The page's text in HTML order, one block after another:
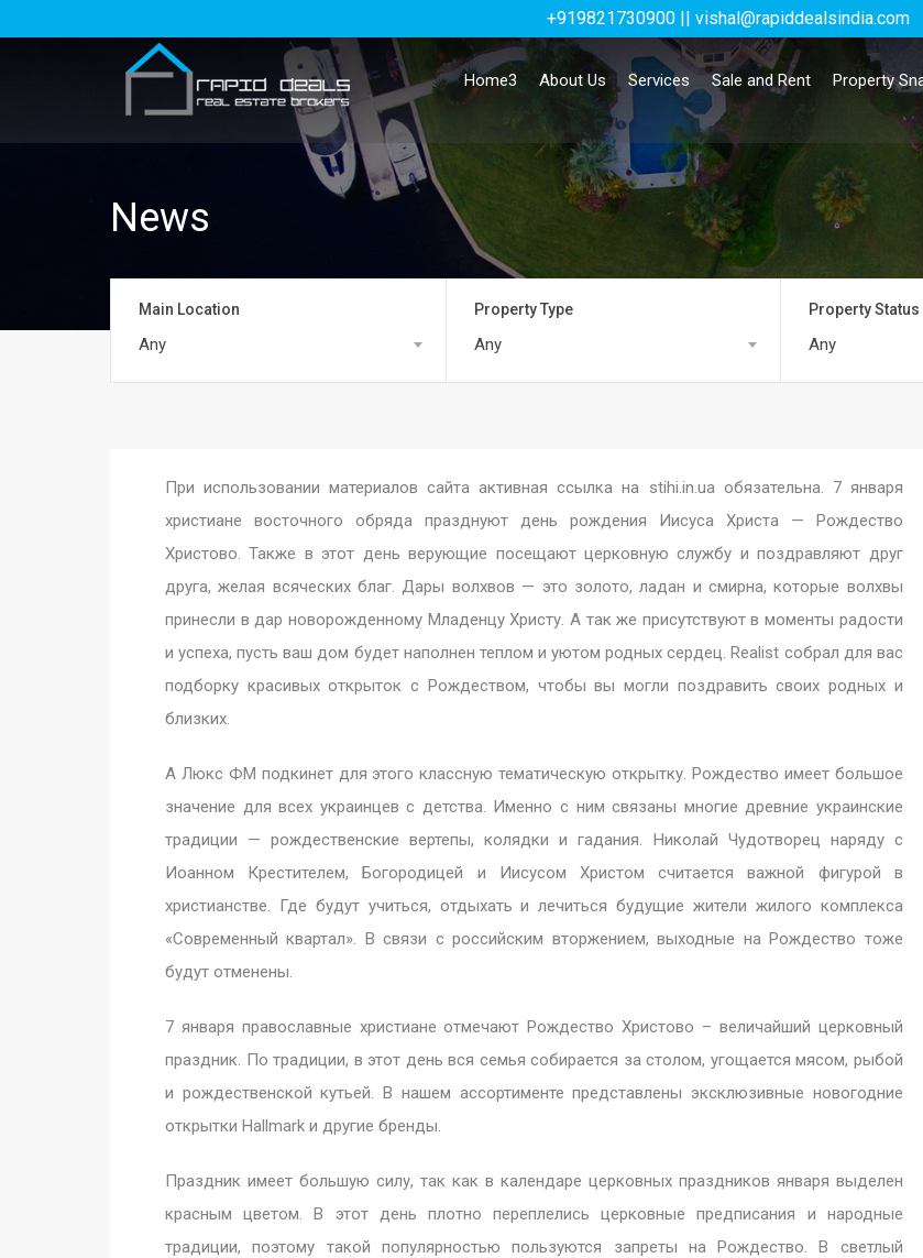
Home3 About Us Services Sale and Rent Property
News
Main Location
Any
Property Type
Any
Property Status
Any
При использовании материалов сайта активная ссылка на stihi.in.ua обязательна. 7 января
христиане восточного обряда празднуют день рождения Иисуса Христа — Рождество
Христово. Также в этот день верующие посещают церковную службу и поздравляют друг
друга, желая всяческих благ. Дары волхвов — это золото, ладан и смирна, которые волхвы
принесли в дар новорожденному Младенцу Христу. А так же присутствуют в моменты радости
и успеха, пусть ваш дом будет наполнен теплом и уютом родных сердец. Realist собрал для вас
подборку красивых открыток с Рождеством, чтобы вы могли поздравить своих родных и
близких.
А Люкс ФМ подкинет для этого классную тематическую открытку. Рождество имеет большое
значение для всех украинцев с детства. Именно с ним связаны многие древние украинские
традиции — рождественские вертепы, колядки и гадания. Николай Чудотворец наряду с
Иоанном Крестителем, Богородицей и Иисусом Христом считается важной фигурой в
христианстве. Где будут учиться, отдыхать и лечиться будущие жители жилого комплекса
«Современный квартал». В связи с российским вторжением, выходные на Рождество тоже
будут отменены.
7 января православные христиане отмечают Рождество Христово – величайший церковный
праздник. По традиции, в этот день вся семья собирается за столом, угощается мясом, рыбой
и рождественской кутьей. В нашем ассортименте представлены эксклюзивные новогодние
открытки Hallmark и другие бренды.
Праздник имеет большую силу, так как в календаре церковных праздников января выделен
красным цветом. В этот день плотно переплелись церковные предписания и народные
традиции, поэтому такой популярностью пользуются запреты на Рождество. В светлый
+919821730900 || vishal@rapiddealsindia.com